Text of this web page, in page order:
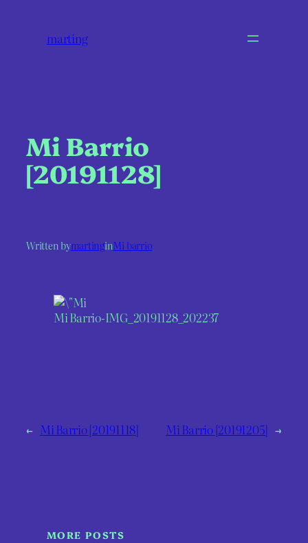
marting
Mi Barrio
[20191128]
Written bymartinginMi barrio
Mi Barrio-IMG_20191128_202237
← Mi Barrio [20191118] Mi Barrio [20191205] →
MORE POSTS